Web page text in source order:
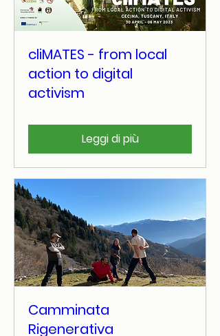
cliMATES - from local
action to digital
activism
Leggi di più
Camminata
Rigenerativa